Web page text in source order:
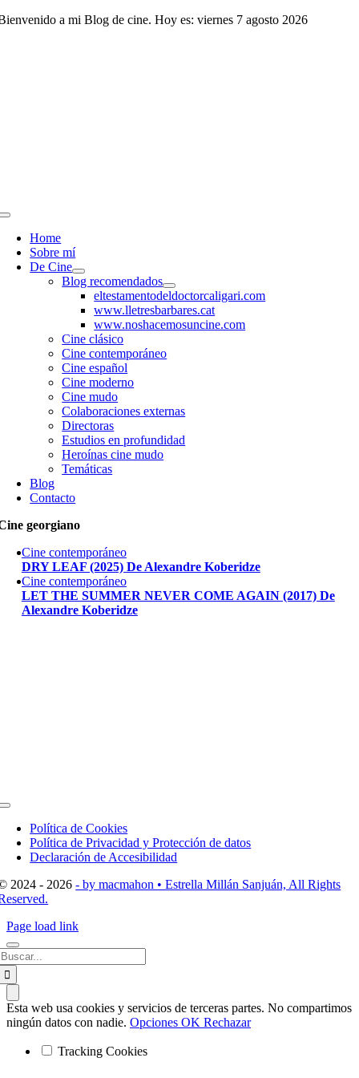
Saltar
a mi Blog de cine. Hoy es: viernes 7 agosto 2026
Toggle
NavigationHome
Sobre mí
De Cine
Blog recomendados
eltestamentodeldoctorcaligari.com
www.lletresbarbares.cat
www.noshacemosuncine.com
Cine clásico
Cine contemporáneo
Cine español
Cine moderno
Cine mudo
Colaboraciones externas
Directoras
Estudios en profundidad
Heroínas cine mudo
Temáticas
Blog
Contacto
georgiano
Cine contemporáneo
DRY LEAF (2025) De Alexandre Koberidze
Cine contemporáneo
LET THE SUMMER NEVER COME AGAIN (2017) De
Alexandre Koberidze
Toggle
NavigationPolítica de Cookies
Política de Privacidad y Protección de datos
Declaración de Accesibilidad
2024 - 2026- by macmahon • Estrella Millán Sanjuán, All Rights
Page load link
Esta web usa cookies y servicios de terceras partes. No compartimos
ningún datos con nadie. Opciones OK Rechazar
Tracking Cookies